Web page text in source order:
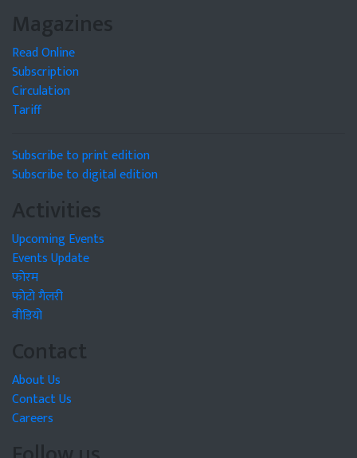
Magazines
Read Online
Subscription
Circulation
Tariff
Subscribe to print edition
Subscribe to digital edition
Activities
Upcoming Events
Events Update
फोरम
फोटो गैलरी
वीडियो
Contact
About Us
Contact Us
Careers